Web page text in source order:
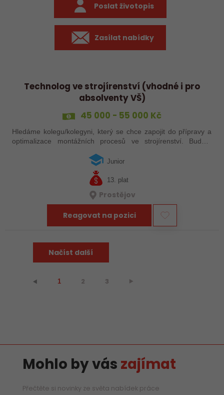
Poslat životopis
Zasílat nabídky
Technolog ve strojírenství (vhodné i pro
absolventy VŠ)
45 000 - 55 000 Kč
Hledáme kolegu/kolegyni, který se chce zapojit do přípravy a
optimalizace montážních procesů ve strojírenství. Budete
výrobě a spolupracovat…
Junior
13. plat
Prostějov
Reagovat na pozici
Načíst další
⯇ 1 2 3 ⯈
Mohlo by vás zajímat
Přečtěte si novinky ze světa nabídek práce